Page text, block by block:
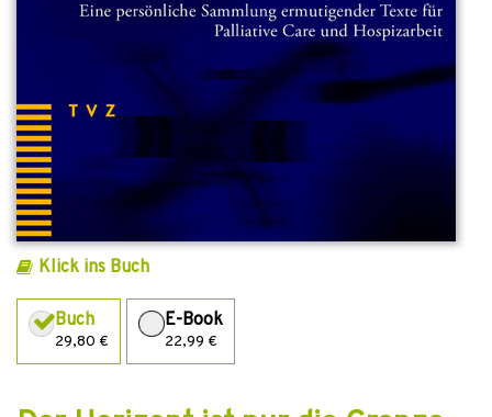
Klick ins Buch
Buch
29,80 €
E-Book
22,99 €